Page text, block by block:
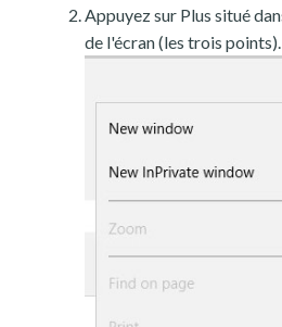
Appuyez sur Plus situé
de l'écran (les trois points).